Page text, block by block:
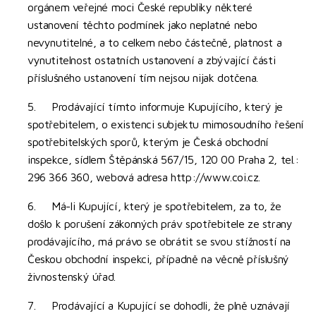
orgánem veřejné moci České republiky některé
ustanovení těchto podmínek jako neplatné nebo
nevynutitelné, a to celkem nebo částečně, platnost a
vynutitelnost ostatních ustanovení a zbývající části
příslušného ustanovení tím nejsou nijak dotčena.
5. Prodávající tímto informuje Kupujícího, který je
spotřebitelem, o existenci subjektu mimosoudního řešení
spotřebitelských sporů, kterým je Česká obchodní
inspekce, sídlem Štěpánská 567/15, 120 00 Praha 2, tel.:
296 366 360, webová adresa http://www.coi.cz.
6. Má-li Kupující, který je spotřebitelem, za to, že
došlo k porušení zákonných práv spotřebitele ze strany
prodávajícího, má právo se obrátit se svou stížností na
Českou obchodní inspekci, případně na věcně příslušný
živnostenský úřad.
7. Prodávající a Kupující se dohodli, že plně uznávají